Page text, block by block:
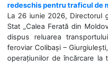
redeschis pentru traficul de
La 26 iunie 2026, Directorul
Stat „Calea Ferată din
dispus reluarea
feroviar Colibași –
operațiunilor de încărcare la